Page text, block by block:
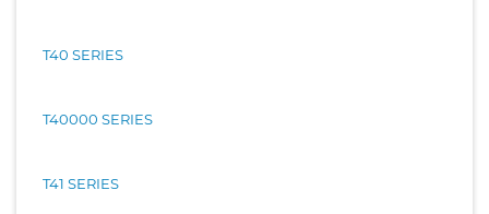
T40 SERIES
T40000 SERIES
T41 SERIES